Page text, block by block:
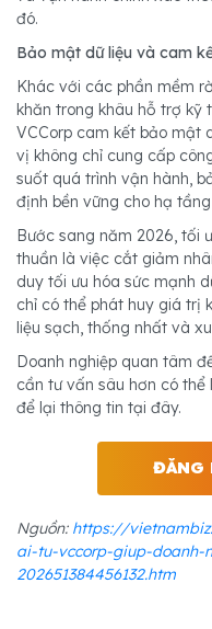
khăn trong khâu hỗ trợ kỹ
VCCorp cam kết bảo mật
vị không chỉ cung cấp
suốt quá trình vận hành,
thuần là việc cắt giảm
duy tối ưu hóa sức mạnh
chỉ có thể phát huy giá trị
cần tư vấn sâu hơn có thể
để lại thông tin tại đây.
ĐĂNG
Nguồn: https://
ai-tu-vccorp-giup-doanh-
202651384456132.htm